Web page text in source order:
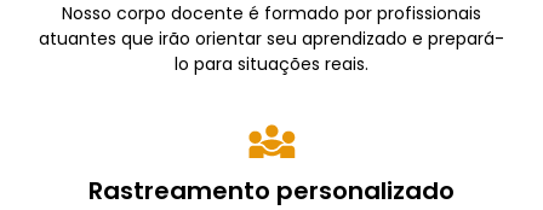
Nosso corpo docente é formado por profissionais
atuantes que irão orientar seu aprendizado e prepará-
lo para situações reais.
Rastreamento personalizado